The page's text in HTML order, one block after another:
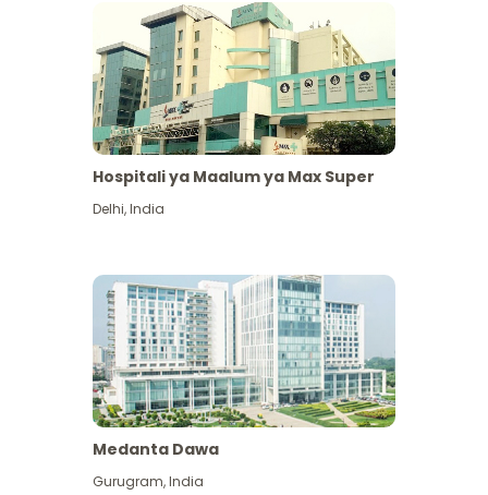
Hospitali ya Maalum ya Max Super
Delhi,India
Medanta Dawa
Gurugram,India